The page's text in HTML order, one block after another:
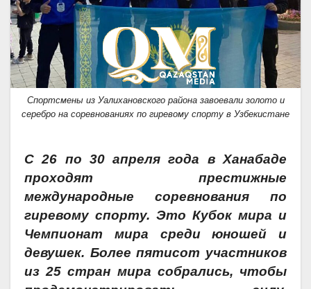
Спортсмены из Уалихановского района завоевали золото и
серебро на соревнованиях по гиревому спорту в Узбекистане
С 26 по 30 апреля года в Ханабаде
проходят престижные
международные соревнования по
гиревому спорту. Это Кубок мира и
Чемпионат мира среди юношей и
девушек. Более пятисот участников
из 25 стран мира собрались, чтобы